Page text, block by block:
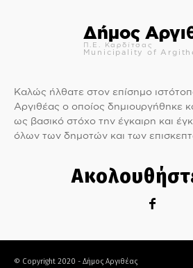
Δήμος
Π.Ε. Καρδίτσας
Municipality of
Καλώς ήλθατε στον επίσημο
Αργιθέας ο οποίος δημιουργήθηκε
ως βασικό στόχο την έγκαιρη και
όλων των δημοτών και των
© Copyright 2020 - Δήμος Αργιθέας